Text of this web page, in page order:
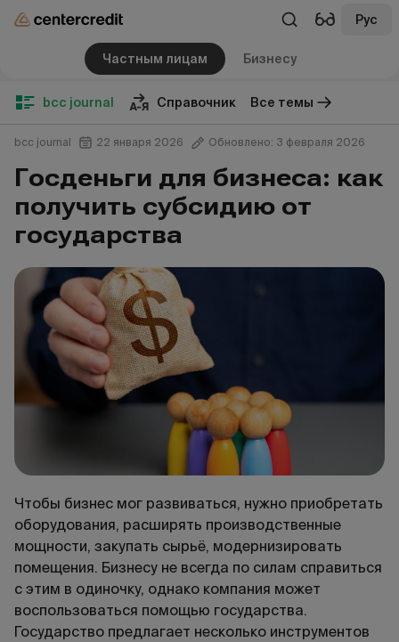
Рус
Частным лицам Бизнесу
bcc journal Справочник Все темы
bcc journal 22 января 2026 Обновлено: 3 февраля 2026
Госденьги для бизнеса: как
получить субсидию от
государства
Чтобы бизнес мог развиваться, нужно приобретать
оборудования, расширять производственные
мощности, закупать сырьё, модернизировать
помещения. Бизнесу не всегда по силам справиться
с этим в одиночку, однако компания может
воспользоваться помощью государства.
Государство предлагает несколько инструментов